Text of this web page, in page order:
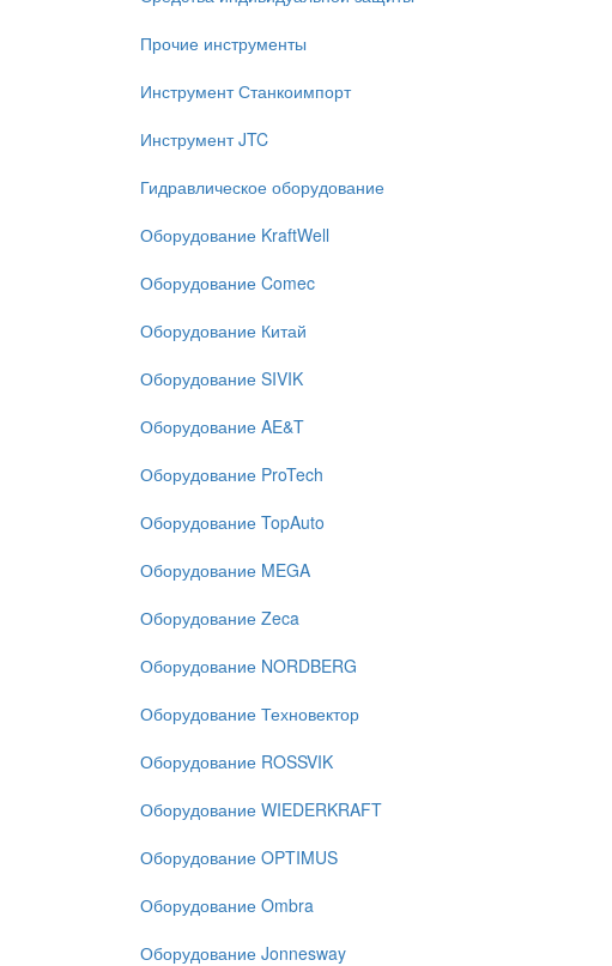
Прочие инструменты
Инструмент Станкоимпорт
Инструмент JTC
Гидравлическое оборудование
Оборудование KraftWell
Оборудование Comec
Оборудование Китай
Оборудование SIVIK
Оборудование AE&T
Оборудование ProTech
Оборудование TopAuto
Оборудование MEGA
Оборудование Zeca
Оборудование NORDBERG
Оборудование Техновектор
Оборудование ROSSVIK
Оборудование WIEDERKRAFT
Оборудование OPTIMUS
Оборудование Ombra
Оборудование Jonnesway